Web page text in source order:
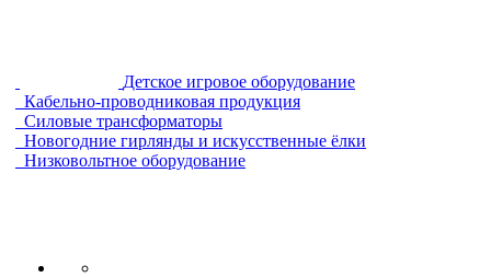
Детское игровое оборудование
Кабельно-проводниковая продукция
Силовые трансформаторы
Новогодние гирлянды и искусственные ёлки
Низковольтное оборудование